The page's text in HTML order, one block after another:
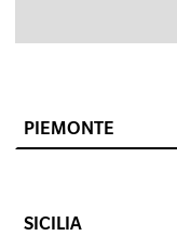
PIEMONTE
SICILIA